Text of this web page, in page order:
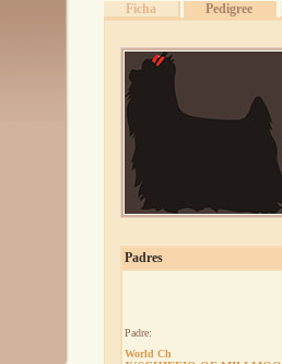
Ficha Pedigree
Padres
Padre:
World Ch